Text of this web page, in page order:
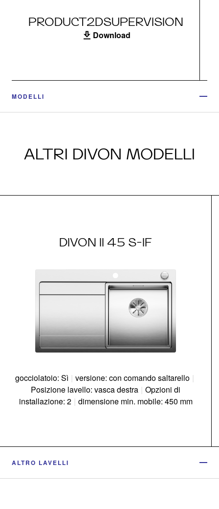
PRODUCT2DSUPERVISION
Download
MODELLI
ALTRI DIVON MODELLI
DIVON II 45 S-IF
gocciolatoio: Sì | versione: con comando saltarello |
Posizione lavello: vasca destra | Opzioni di
installazione: 2 | dimensione min. mobile: 450 mm
ALTRO LAVELLI